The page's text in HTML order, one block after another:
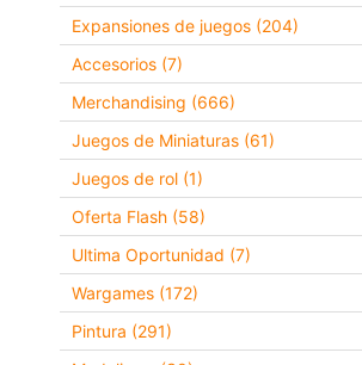
Expansiones de juegos (204)
Accesorios (7)
Merchandising (666)
Juegos de Miniaturas (61)
Juegos de rol (1)
Oferta Flash (58)
Ultima Oportunidad (7)
Wargames (172)
Pintura (291)